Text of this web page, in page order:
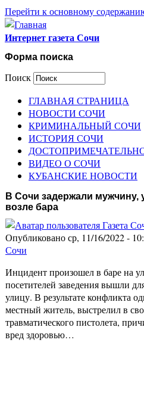
Перейти к основному
Интернет газета Сочи
Форма поиска
Поиск
ГЛАВНАЯ СТРАНИЦА
НОВОСТИ СОЧИ
КРИМИНАЛЬНЫЙ СОЧИ
ИСТОРИЯ СОЧИ
ВИДЕО О СОЧИ
КУБАНСКИЕ НОВОСТИ
В Сочи задержали мужчину,
возле бара
Опубликовано ср, 11/16/2022 -
Сочи
Инцидент произошел в баре на
посетителей заведения вышли
улицу. В результате конфликта
местный житель, выстрелил в
травматического пистолета,
вред здоровью…